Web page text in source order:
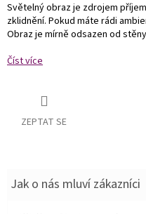
Světelný obraz je zdrojem
zklidnění. Pokud máte rádi
Obraz je mírně odsazen od
Číst více
ZEPTAT SE
Jak o nás mluví zákazníci